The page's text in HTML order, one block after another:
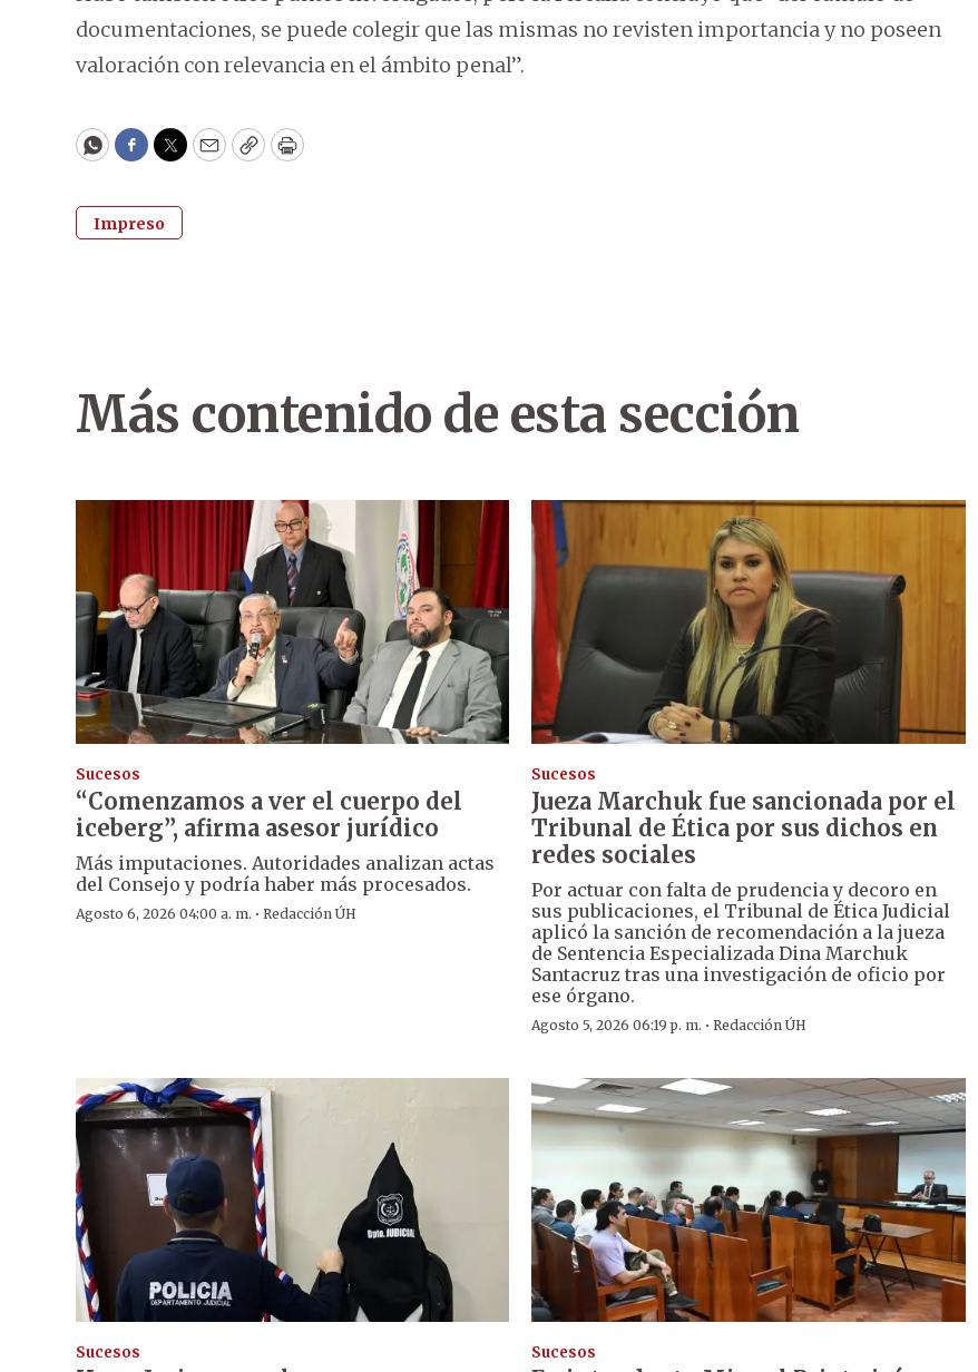
documentaciones, se puede colegir que las mismas no revisten importancia y no poseen
valoración con relevancia en el ámbito penal”.
WhatsApp
Facebook
Twitter
EmailCopyPrint
Impreso
Más contenido de esta sección
Sucesos
“Comenzamos a ver el cuerpo del
iceberg”, afirma asesor jurídico
Más imputaciones. Autoridades analizan actas
del Consejo y podría haber más procesados.
Agosto 6, 2026 04:00 a. m. · Redacción ÚH
Sucesos
Jueza Marchuk fue sancionada por el
Tribunal de Ética por sus dichos en
redes sociales
Por actuar con falta de prudencia y decoro en
sus publicaciones, el Tribunal de Ética Judicial
aplicó la sanción de recomendación a la jueza
de Sentencia Especializada Dina Marchuk
Santacruz tras una investigación de oficio por
ese órgano.
Agosto 5, 2026 06:19 p. m. ·Redacción ÚH
Sucesos Sucesos